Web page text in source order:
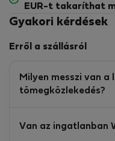
EUR-t takaríthat
Gyakori kérdések
Erről a szállásról
Milyen messzi van a
tömegközlekedés?
Van az ingatlanban